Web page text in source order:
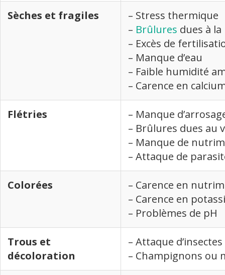
Sèches et fragiles
– Stress thermique
– Brûlures dues à
– Excès de
– Manque d’eau
– Faible humidité
– Carence en
Flétries
– Manque
– Brûlures dues au
– Manque de
– Attaque de
Colorées
– Carence en
– Carence en
– Problèmes de pH
Trous et
décoloration
– Attaque d’insectes
– Champignons ou